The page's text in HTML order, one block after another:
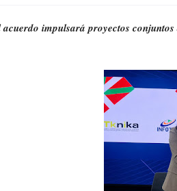
acuerdo impulsará proyectos